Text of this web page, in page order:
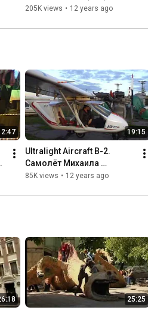
205K views • 12 years ago
2:47 19:15
Ultralight Aircraft B-2.
Самолёт Михаила
Игнатьева, авиастроителя
85K views • 12 years ago
25:25